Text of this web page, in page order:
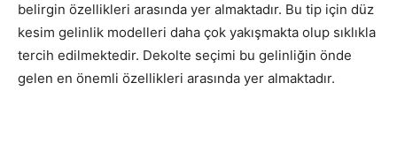
belirgin özellikleri arasında yer almaktadır. Bu tip için düz
kesim gelinlik modelleri daha çok yakışmakta olup sıklıkla
tercih edilmektedir. Dekolte seçimi bu gelinliğin önde
gelen en önemli özellikleri arasında yer almaktadır.